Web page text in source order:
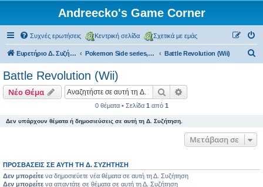
Andreecko's Game Corner
Συχνές ερωτήσεις Κεντρική σελίδα Σχετικά με εμάς
Ευρετήριο Δ. Συζήτησης Pokemon Side series, Spin-offs Battle Revolution (Wii)
Battle Revolution (Wii)
Νέο Θέμα Αναζήτηση
0 θέματα • Σελίδα 1 από 1
Δεν υπάρχουν θέματα ή δημοσιεύσεις σε αυτή τη Δ. Συζήτηση.
Μετάβαση σε
ΠΡΟΣΒΆΣΕΙΣ ΣΕ ΑΥΤΉ ΤΗ Δ. ΣΥΖΉΤΗΣΗ
Δεν μπορείτε να δημοσιεύετε νέα θέματα σε αυτή τη Δ. Συζήτηση
Δεν μπορείτε να απαντάτε σε θέματα σε αυτή τη Δ. Συζήτηση